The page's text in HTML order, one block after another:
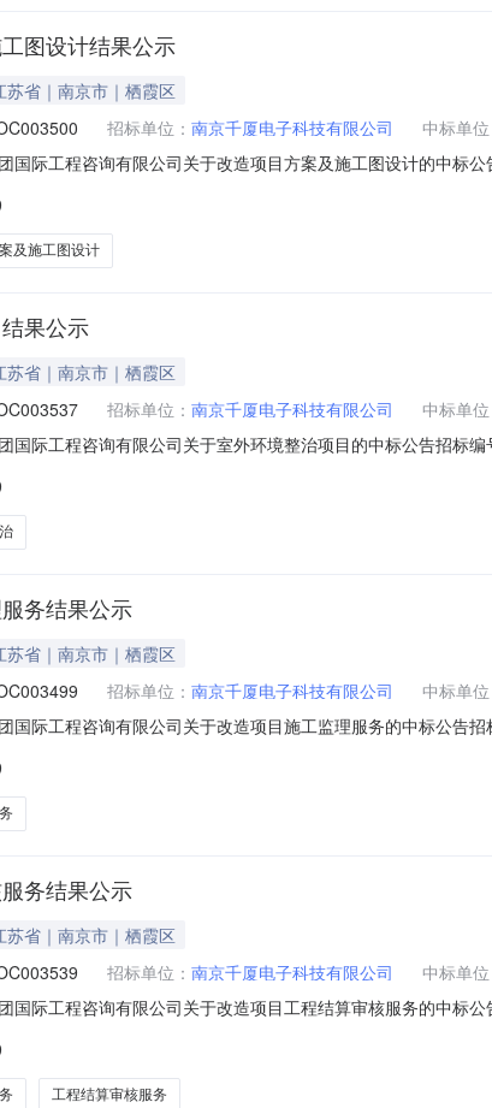
图设计结果公示
苏省｜南京市｜栖霞区
招标单位： 南京千厦电子科技有限公司 中标单位
国际工程咨询有限公司关于改造项目方案及施工图设计的中标
方案及施工图设计三、评标信息：日期：2019年11月27日地点
及施工图设计
果公示
苏省｜南京市｜栖霞区
招标单位： 南京千厦电子科技有限公司 中标单位
国际工程咨询有限公司关于室外环境整治项目的中标公告招标
环境整治项目进行邀请招标采购，按规定程序进行了招标，具
信息：日期：2019年11月27日地点：南京市鼓楼区中山路55
务结果公示
苏省｜南京市｜栖霞区
招标单位： 南京千厦电子科技有限公司 中标单位
国际工程咨询有限公司关于改造项目施工监理服务的中标公告
理服务三、评标信息：日期：2019年11月27日地点：南京市鼓
务结果公示
苏省｜南京市｜栖霞区
招标单位： 南京千厦电子科技有限公司 中标单位
国际工程咨询有限公司关于改造项目工程结算审核服务的中标
工程结算审核服务三、评标信息：日期：2019年11月27日地点
工程结算审核服务